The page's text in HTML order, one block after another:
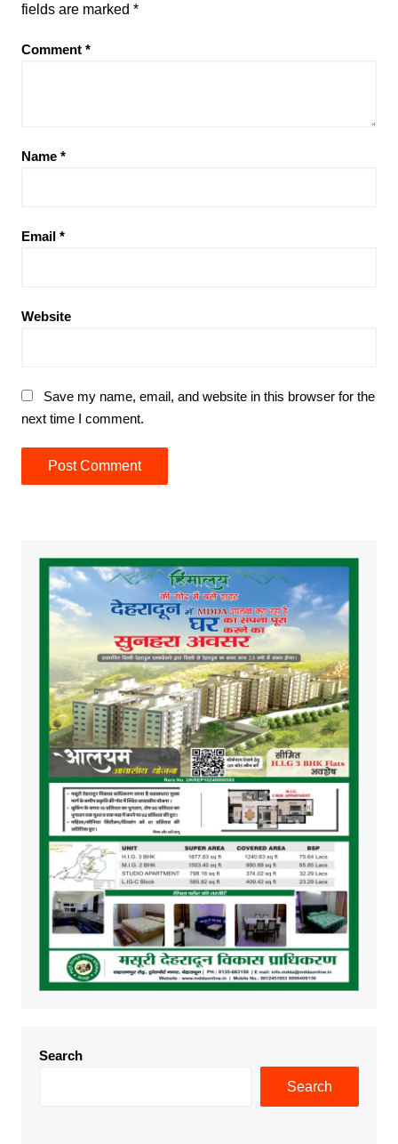
fields are marked *
Comment *
Name *
Email *
Website
Save my name, email, and website in this browser for the
next time I comment.
Search
Search